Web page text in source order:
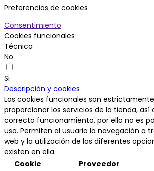
Preferencias de cookies
Consentimiento
Cookies funcionales
Técnica
No
Si
Descripción y cookies
Las cookies funcionales son
proporcionar los servicios de la tienda, así
correcto funcionamiento, por ello no es
uso. Permiten al usuario la navegación a
web y la utilización de las diferentes
existen en ella.
Cookie
Proveedor